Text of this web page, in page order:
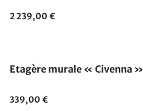
2 239,00 €
Etagère murale « Civenna »
339,00 €